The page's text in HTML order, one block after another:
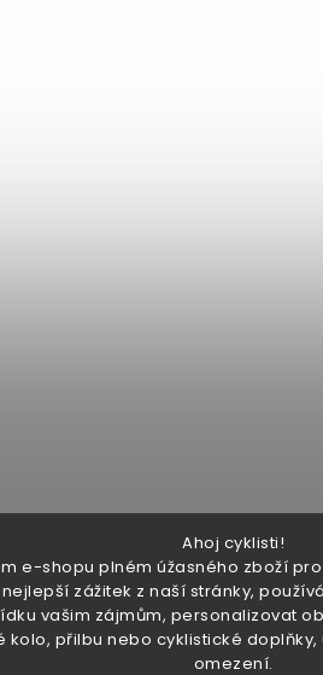
Ahoj cyklisti!
e-shopu plném úžasného zboží
zážitek z naší stránky,
vašim zájmům, personalizovat
kolo, přilbu nebo cyklistické
omezení.